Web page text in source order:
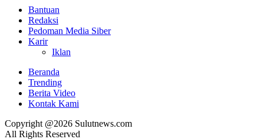
Bantuan
Redaksi
Pedoman Media Siber
Karir
Iklan
Beranda
Trending
Berita Video
Kontak Kami
Copyright @2026 Sulutnews.com
All Rights Reserved